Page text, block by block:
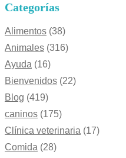
Categorías
Alimentos (38)
Animales (316)
Ayuda (16)
Bienvenidos (22)
Blog (419)
caninos (175)
Clínica veterinaria (17)
Comida (28)